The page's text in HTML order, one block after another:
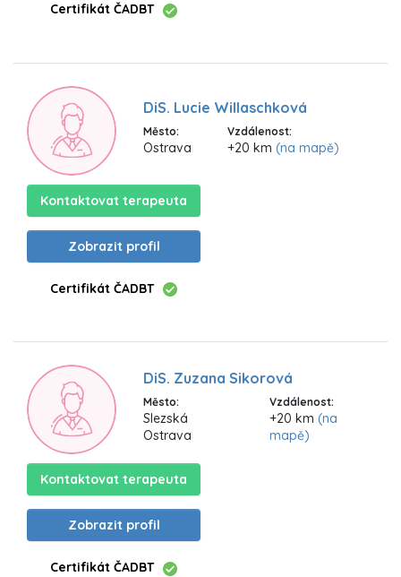
Certifikát ČADBT
DiS. Lucie Willaschková
Město:
Ostrava
Vzdálenost:
+20 km (na mapě)
Kontaktovat terapeuta
Zobrazit profil
Certifikát ČADBT
DiS. Zuzana Sikorová
Město:
Slezská
Ostrava
Vzdálenost:
+20 km(na
mapě)
Kontaktovat terapeuta
Zobrazit profil
Certifikát ČADBT